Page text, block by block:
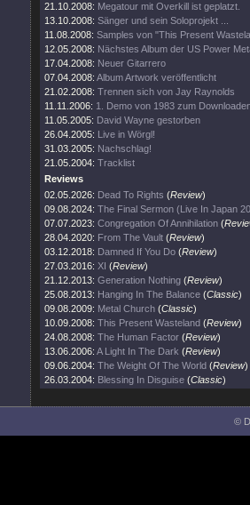
21.10.2008: Megatour mit Overkill ist geplatzt.
13.10.2008: Sänger und sein Soloprojekt ...
11.08.2008: Samples von "This Present
12.05.2008: Nächstes Album der US Power
17.04.2008: Neuer Gitarrero
07.04.2008: Album Artwork veröffentlicht
21.02.2008: Trennen sich von Jay Raynolds
11.11.2006: 1. Demo von 1983 zum
11.05.2005: David Wayne gestorben
26.04.2005: Live in Wörgl!
31.03.2005: Nachschlag!
21.05.2004: Tracklist
Reviews
02.05.2026: Dead To Rights (Review)
09.08.2024: The Final Sermon (Live In Japan
07.07.2023: Congregation Of Annihilation (
28.04.2020: From The Vault (Review)
03.12.2018: Damned If You Do (Review)
27.03.2016: XI (Review)
21.12.2013: Generation Nothing (Review)
25.08.2013: Hanging In The Balance (Classic)
09.08.2009: Metal Church (Classic)
10.09.2008: This Present Wasteland (Review)
24.08.2008: The Human Factor (Review)
13.06.2006: A Light In The Dark (Review)
09.06.2004: The Weight Of The World (Review)
26.03.2004: Blessing In Disguise (Classic)
©